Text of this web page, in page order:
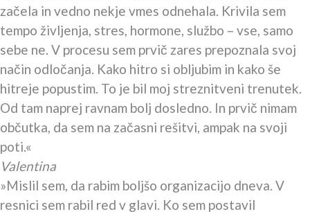
začela in vedno nekje vmes odnehala. Krivila sem
tempo življenja, stres, hormone, službo – vse, samo
sebe ne. V procesu sem prvič zares prepoznala svoj
način odločanja. Kako hitro si obljubim in kako še
hitreje popustim. To je bil moj streznitveni trenutek.
Od tam naprej ravnam bolj dosledno. In prvič nimam
občutka, da sem na začasni rešitvi, ampak na svoji
poti.«
Valentina
»Mislil sem, da rabim boljšo organizacijo dneva. V
resnici sem rabil red v glavi. Ko sem postavil